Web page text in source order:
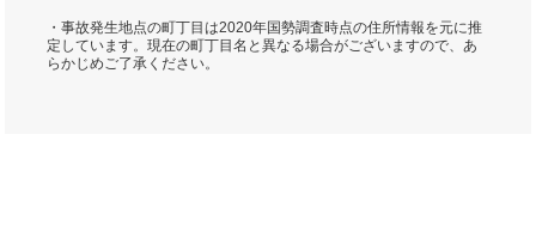
・事故発生地点の町丁目は2020年国勢調査時点の住所情報を元に推
定しています。現在の町丁目名と異なる場合がございますので、あ
らかじめご了承ください。